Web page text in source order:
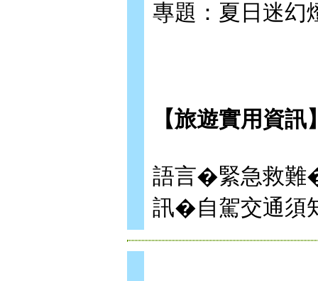
專題：夏日迷幻
【旅遊實用資訊
語言�緊急救難
訊�自駕交通須